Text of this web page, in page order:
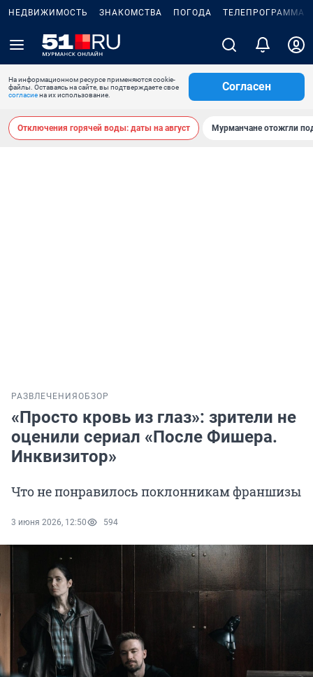
НЕДВИЖИМОСТЬ ЗНАКОМСТВА ПОГОДА ТЕЛЕПРОГРАММА
На информационном ресурсе применяются cookie-
файлы. Оставаясь на сайте, вы подтверждаете свое
согласиена их использование.
Согласен
Отключения горячей воды: даты на август Мурманчане отожгли
РАЗВЛЕЧЕНИЯ ОБЗОР
«Просто кровь из глаз»: зрители не
оценили сериал «После Фишера.
Инквизитор»
Что не понравилось поклонникам франшизы
3 июня 2026, 12:50 594